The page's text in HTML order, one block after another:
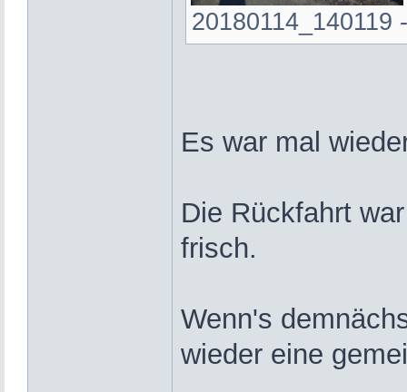
20180114_140119
Es war mal
Die Rückfahrt
frisch.
Wenn's
wieder eine